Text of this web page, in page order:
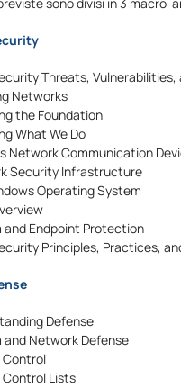
Threats, Vulnerabilities,
Networks
the Foundation
What We Do
Network Communication
Security Infrastructure
Operating System
and Endpoint Protection
Principles, Practices,
Defense
and Network Defense
Control
Lists